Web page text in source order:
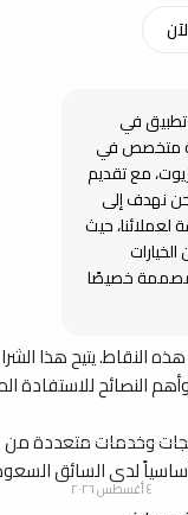
يتيح هذا
النصائح للاستفادة
أساسياً لدى السائق
تطبيق في
متخصص في
مع تقديم
نهدف إلى
لعملائنا، حيث
خصيصًا
٤ أغسطس ٢٠٢٦